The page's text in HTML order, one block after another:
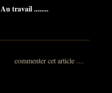
Au travail ........
commenter cet article